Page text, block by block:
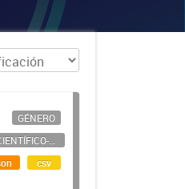
GÉNERO
PERSONAL CIENTÍFICO-TECNOLÓGICO
csv